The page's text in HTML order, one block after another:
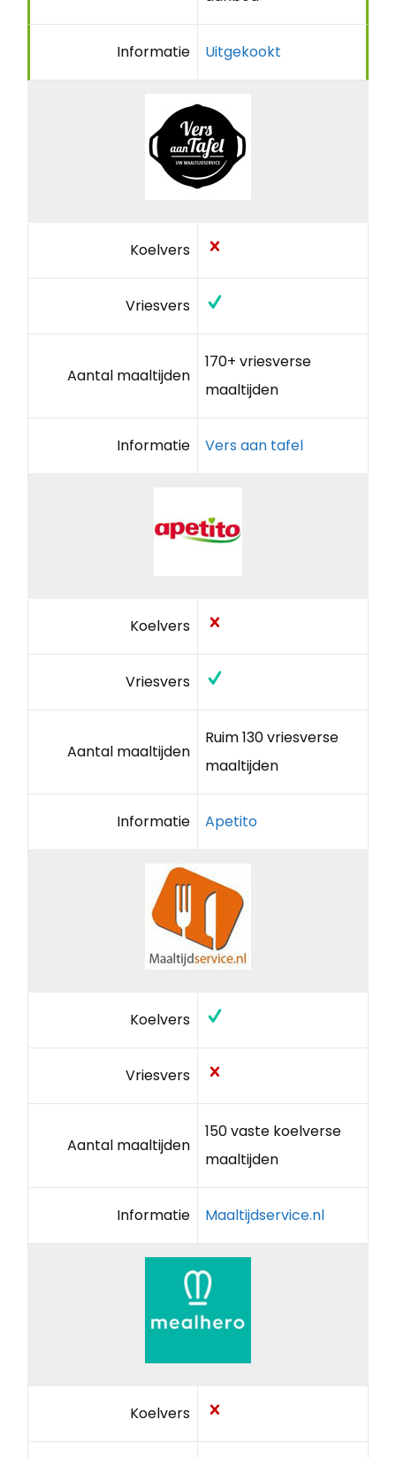
Informatie Uitgekookt
Koelvers
Vriesvers
Aantal maaltijden
170+ vriesverse
maaltijden
Informatie Vers aan tafel
Koelvers
Vriesvers
Aantal maaltijden
Ruim 130 vriesverse
maaltijden
Informatie Apetito
Koelvers
Vriesvers
Aantal maaltijden
150 vaste koelverse
maaltijden
Informatie Maaltijdservice.nl
Koelvers